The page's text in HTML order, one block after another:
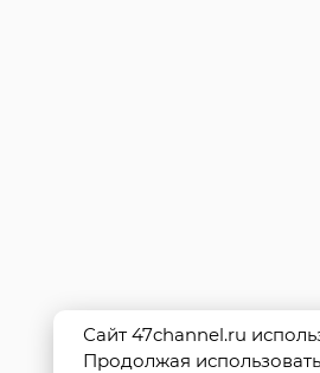
Сайт 47channel.ru
Продолжая